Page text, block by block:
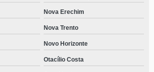
Nova Erechim
Nova Trento
Novo Horizonte
Otacílio Costa